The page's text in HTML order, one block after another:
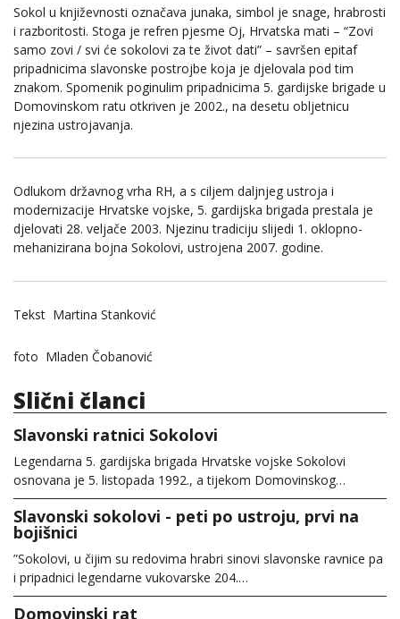
Sokol u književnosti označava junaka, simbol je snage, hrabrosti
i razboritosti. Stoga je refren pjesme Oj, Hrvatska mati – “Zovi
samo zovi / svi će sokolovi za te život dati” – savršen epitaf
pripadnicima slavonske postrojbe koja je djelovala pod tim
znakom. Spomenik poginulim pripadnicima 5. gardijske brigade u
Domovinskom ratu otkriven je 2002., na desetu obljetnicu
njezina ustrojavanja.
Odlukom državnog vrha RH, a s ciljem daljnjeg ustroja i
modernizacije Hrvatske vojske, 5. gardijska brigada prestala je
djelovati 28. veljače 2003. Njezinu tradiciju slijedi 1. oklopno-
mehanizirana bojna Sokolovi, ustrojena 2007. godine.
Tekst Martina Stanković
foto Mladen Čobanović
Slični članci
Slavonski ratnici Sokolovi
Legendarna 5. gardijska brigada Hrvatske vojske Sokolovi
osnovana je 5. listopada 1992., a tijekom Domovinskog…
Slavonski sokolovi - peti po ustroju, prvi na
bojišnici
”Sokolovi, u čijim su redovima hrabri sinovi slavonske ravnice pa
i pripadnici legendarne vukovarske 204.…
Domovinski rat